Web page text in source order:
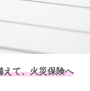
て、火災保険へ